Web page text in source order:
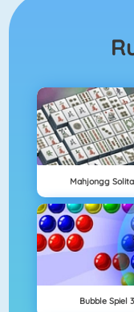
Mahjongg
Bubble Spiel 3